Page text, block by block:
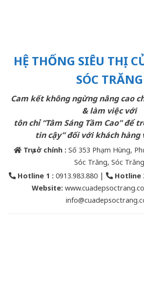
HỆ THỐNG SIÊU THỊ
SÓC TRĂNG
Cam kết không ngừng nâng cao
& làm việc với
tôn chỉ “Tâm Sáng Tầm Cao” để
tin cậy” đối với khách hàng
Trụ sở chính : Số 353 Phạm Hùng,
Sóc Trăng, Sóc Trăng
Hotline 1 : 0913.983.880 | Hotline
Website: